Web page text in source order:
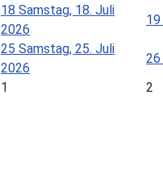
18 Samstag, 18. Juli
2026
19
25 Samstag, 25. Juli
2026
26
1 2